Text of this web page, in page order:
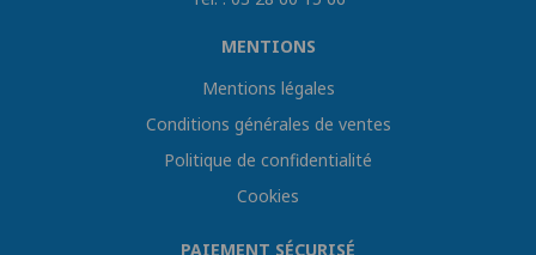
MENTIONS
Mentions légales
Conditions générales de ventes
Politique de confidentialité
Cookies
PAIEMENT SÉCURISÉ